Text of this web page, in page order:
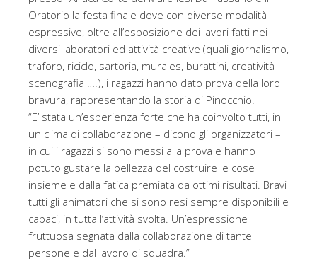
Oratorio la festa finale dove con diverse modalità
espressive, oltre all’esposizione dei lavori fatti nei
diversi laboratori ed attività creative (quali giornalismo,
traforo, riciclo, sartoria, murales, burattini, creatività
scenografia ….), i ragazzi hanno dato prova della loro
bravura, rappresentando la storia di Pinocchio.
“E’ stata un’esperienza forte che ha coinvolto tutti, in
un clima di collaborazione – dicono gli organizzatori –
in cui i ragazzi si sono messi alla prova e hanno
potuto gustare la bellezza del costruire le cose
insieme e dalla fatica premiata da ottimi risultati. Bravi
tutti gli animatori che si sono resi sempre disponibili e
capaci, in tutta l’attività svolta. Un’espressione
fruttuosa segnata dalla collaborazione di tante
persone e dal lavoro di squadra.”